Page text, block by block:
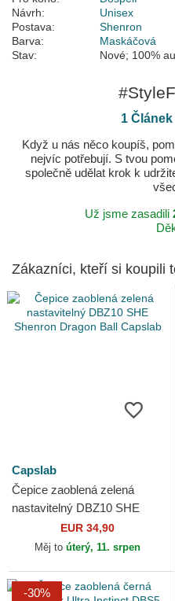
Návrh:
Unisex
Postava:
Shenron
Barva:
Maskáčová
Stav:
Nové; 100%
1 Článek
Když u nás něco koupíš,
nejvíc potřebují. S tvou
společně udělat krok k
Už jsme zasadili
Zákazníci, kteří si koupili
Capslab
Čepice zaoblená zelená
nastavitelný DBZ10 SHE
Shenron Dragon Ball Capslab
EUR 34,90
Měj to úterý, 11. srpen
-30%